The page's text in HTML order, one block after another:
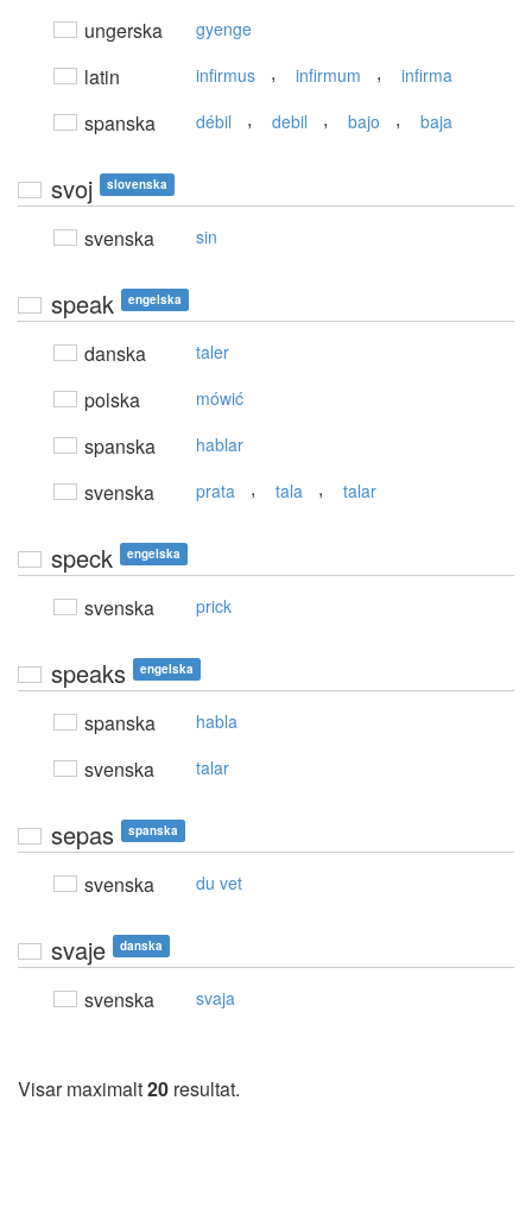
ungerska gyenge
latin infirmus , infirmum , infirma
spanska débil , debil , bajo , baja
svoj slovenska
svenska sin
speak engelska
danska taler
polska mówić
spanska hablar
svenska prata , tala , talar
speck engelska
svenska prick
speaks engelska
spanska habla
svenska talar
sepas spanska
svenska du vet
svaje danska
svenska svaja
Visar maximalt20 resultat.